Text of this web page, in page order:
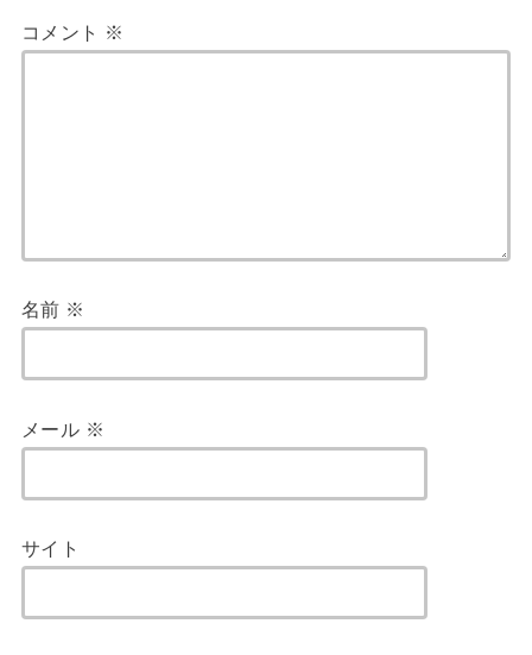
コメント ※
名前 ※
メール ※
サイト